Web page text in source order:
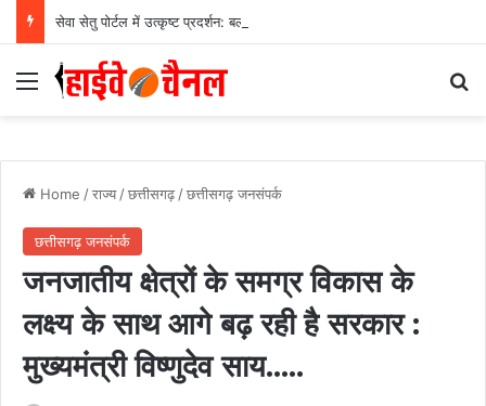
Menu
Home /राज्य /छत्तीसगढ़ /छत्तीसगढ़ जनसंपर्क
छत्तीसगढ़ जनसंपर्क
जनजातीय क्षेत्रों के समग्र विकास के
लक्ष्य के साथ आगे बढ़ रही है सरकार :
मुख्यमंत्री विष्णुदेव साय…..